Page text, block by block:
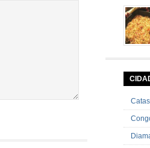
retire
Tempo
http://
picada